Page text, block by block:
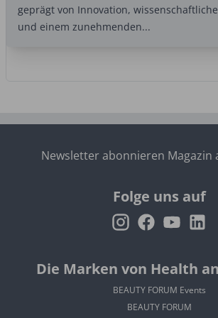
geprägt von Innovation,
und einem zunehmenden...
Newsletter abonnieren Magazin
Folge uns auf
Die Marken von Health
BEAUTY FORUM Events
BEAUTY FORUM